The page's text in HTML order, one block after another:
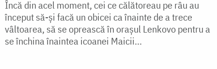
Încă din acel moment, cei ce călătoreau pe râu au
început să-și facă un obicei ca înainte de a trece
vâltoarea, să se oprească în orașul Lenkovo pentru a
se închina înaintea icoanei Maicii...